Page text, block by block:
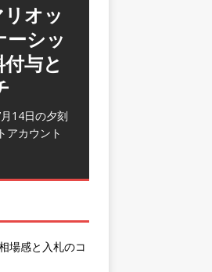
オッ
ーシッ
与と
14日の夕刻
アカウント
空港
下旬の平日
こちらのラ
場感と入札のコ